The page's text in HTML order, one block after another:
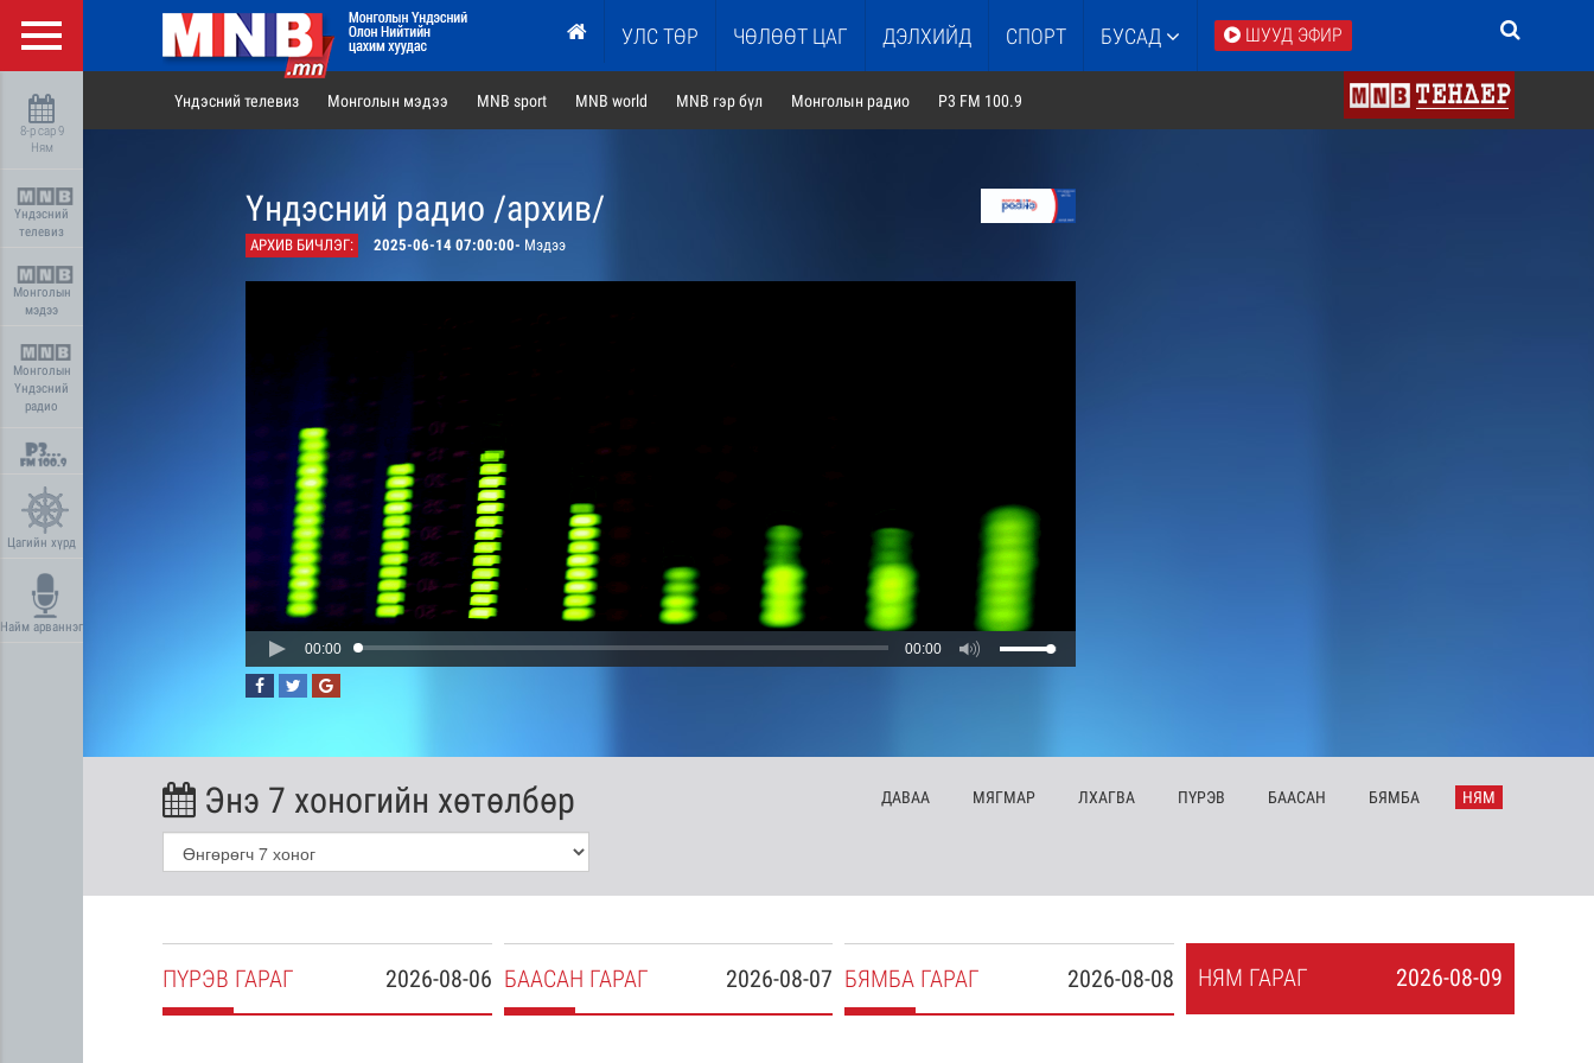
УЛС ТӨР ЧӨЛӨӨТ ЦАГ ДЭЛХИЙД СПОРТ БУСАД ШУУД ЭФИР
8-р сар 9
Ням
Үндэсний
телевиз
Монголын
мэдээ
Монголын
Үндэсний
радио
Цагийн хүрд
Найм арваннэг
Үндэсний телевиз Монголын мэдээ MNB sport MNB world MNB гэр бүл Монголын радио P3 FM 100.9
Үндэсний радио /архив/
АРХИВ БИЧЛЭГ: 2025-06-14 07:00:00- Мэдээ
00:00 00:00
Энэ 7 хоногийн хөтөлбөр ДАВАА МЯГМАР ЛХАГВА ПҮРЭВ БААСАН БЯМБА НЯМ
2026-08-06
ПҮРЭВ ГАРАГ 2026-08-07
БААСАН ГАРАГ 2026-08-08
БЯМБА ГАРАГ 2026-08-09
НЯМ ГАРАГ